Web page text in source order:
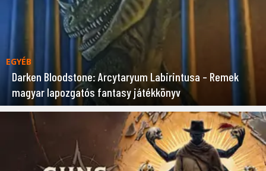
EGYÉB
Darken Bloodstone: Arcytaryum Labirintusa – Remek
magyar lapozgatós fantasy játékkönyv